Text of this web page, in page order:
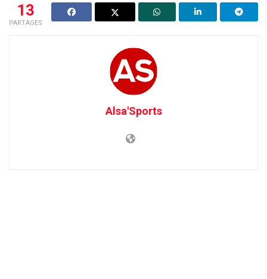
13
PARTAGES
Alsa'Sports